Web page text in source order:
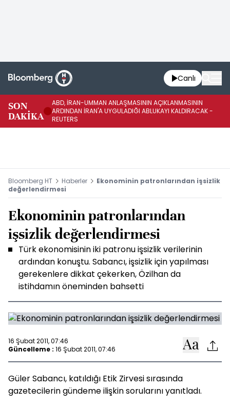
Canlı
SON
DAKİKA
ABD, İRAN-UMMAN ANLAŞMASININ AÇIKLANMASININ
ARDINDAN İRAN'A UYGULADIĞI ABLUKAYI KALDIRACAK -
REUTERS
Bloomberg HT Haberler
Ekonominin patronlarından işsizlik
değerlendirmesi
Ekonominin patronlarından
işsizlik değerlendirmesi
Türk ekonomisinin iki patronu işsizlik verilerinin
ardından konuştu. Sabancı, işsizlik için yapılması
gerekenlere dikkat çekerken, Özilhan da
istihdamın öneminden bahsetti
16 Şubat 2011, 07:46
Güncelleme : 16 Şubat 2011, 07:46
Güler Sabancı, katıldığı Etik Zirvesi sırasında
gazetecilerin gündeme ilişkin sorularını yanıtladı.